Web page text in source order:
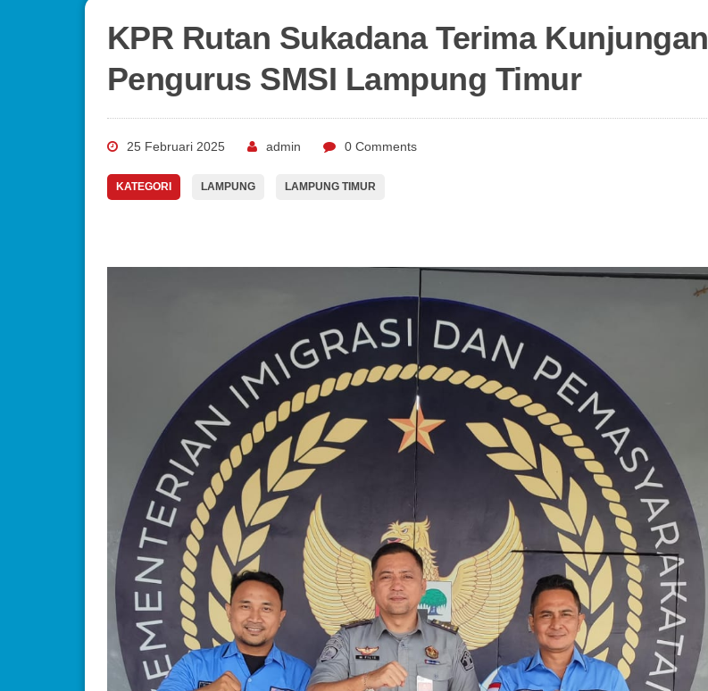
KPR Rutan Sukadana Terima Kunjungan
Pengurus SMSI Lampung Timur
25 Februari 2025 admin 0 Comments
KATEGORI LAMPUNG LAMPUNG TIMUR